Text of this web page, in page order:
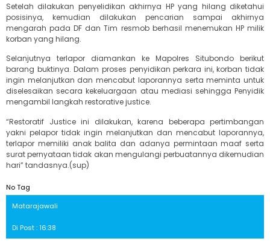
Setelah dilakukan penyelidikan akhirnya HP yang hilang diketahui
posisinya, kemudian dilakukan pencarian sampai akhirnya
mengarah pada DF dan Tim resmob berhasil menemukan HP milik
korban yang hilang.
Selanjutnya terlapor diamankan ke Mapolres Situbondo berikut
barang buktinya. Dalam proses penyidikan perkara ini, korban tidak
ingin melanjutkan dan mencabut laporannya serta meminta untuk
diselesaikan secara kekeluargaan atau mediasi sehingga Penyidik
mengambil langkah restorative justice.
“Restoratif Justice ini dilakukan, karena beberapa pertimbangan
yakni pelapor tidak ingin melanjutkan dan mencabut laporannya,
terlapor memiliki anak balita dan adanya permintaan maaf serta
surat pernyataan tidak akan mengulangi perbuatannya dikemudian
hari” tandasnya.(sup)
No Tag
Matarajawali
Di Post : 16:38